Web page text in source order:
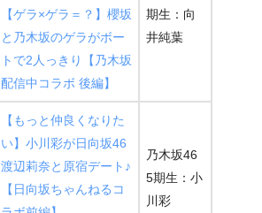
【ゲラ×ゲラ＝？】櫻坂
と乃木坂のゲラがボー
トで2人っきり【乃木坂
配信中コラボ 後編】
期生：向
井純葉
【もっと仲良くなりた
い】小川彩が日向坂46
渡辺莉奈と原宿デート♪
【日向坂ちゃんねるコ
乃木坂46
5期生：小
川彩